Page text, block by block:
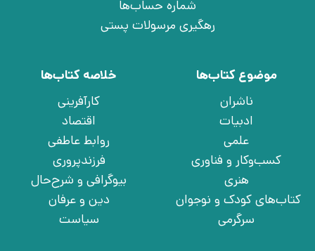
شماره حساب‌ها
رهگیری مرسولات پستی
موضوع کتاب‌ها
ناشران
ادبیات
علمی
کسب‌وکار و فناوری
هنری
کتاب‌های کودک و نوجوان
سرگرمی
خلاصه کتاب‌ها
کارآفرینی
اقتصاد
روابط عاطفی
فرزندپروری
بیوگرافی و شرح‌حال
دین و عرفان
سیاست